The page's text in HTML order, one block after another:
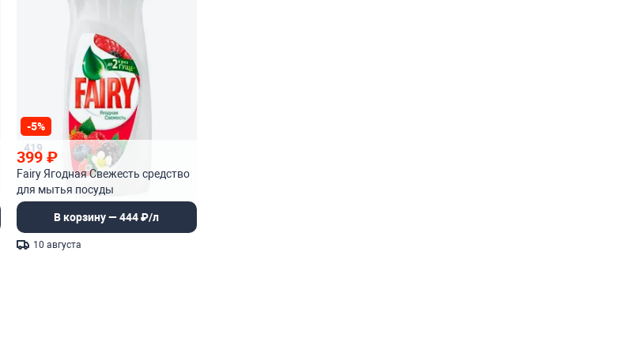
-5%
419
399 ₽
Fairy Ягодная Свежесть средство
для мытья посуды
В корзину — 444 ₽/л
10 августа